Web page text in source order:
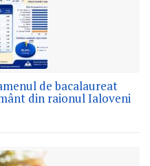
de bacalaureat
din raionul Ialoveni